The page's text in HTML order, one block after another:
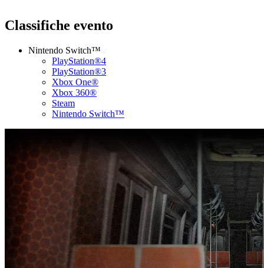
Classifiche evento
Nintendo Switch™
PlayStation®4
PlayStation®3
Xbox One®
Xbox 360®
Steam
Nintendo Switch™